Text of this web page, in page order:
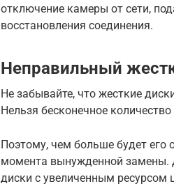
отключение камеры от сети,
восстановления соединения.
Неправильный
Не забывайте, что жесткие
Нельзя бесконечное
Поэтому, чем больше будет
момента вынужденной замены.
диски с увеличенным ресурсом